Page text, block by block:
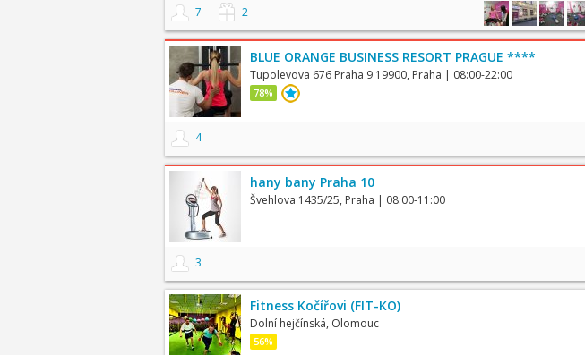
7
2
BLUE ORANGE BUSINESS RESORT PRAGUE ****
Tupolevova 676 Praha 9 19900, Praha | 08:00-22:00
78%
4
hany bany Praha 10
Švehlova 1435/25, Praha | 08:00-11:00
3
Fitness Kočířovi (FIT-KO)
Dolní hejčínská, Olomouc
56%